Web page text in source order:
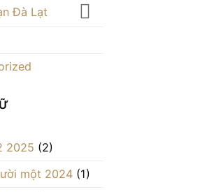
Đà Lạt
2025 (2)
một 2024(1)